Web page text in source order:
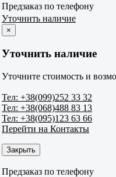
Предзаказ по телефону
Уточнить наличие
×
Уточнить наличие
Уточните стоимость и
Тел: +38(099)252 33 32
Тел: +38(068)488 83 13
Тел: +38(095)123 63 66
Перейти на Контакты
Закрыть
Предзаказ по телефону